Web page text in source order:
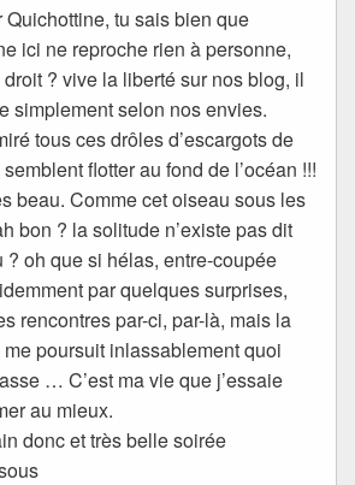
Quichottine, tu sais bien que
ici ne reproche rien à personne,
? vive la liberté sur nos blog, il
simplement selon nos envies.
tous ces drôles d’escargots de
flotter au fond de l’océan !!!
beau. Comme cet oiseau sous les
bon ? la solitude n’existe pas dit
? oh que si hélas, entre-coupée
par quelques surprises,
rencontres par-ci, par-là, mais la
poursuit inlassablement quoi
… C’est ma vie que j’essaie
au mieux.
donc et très belle soirée